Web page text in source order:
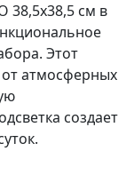
38,5х38,5 см в
Этот
атмосферных
создает